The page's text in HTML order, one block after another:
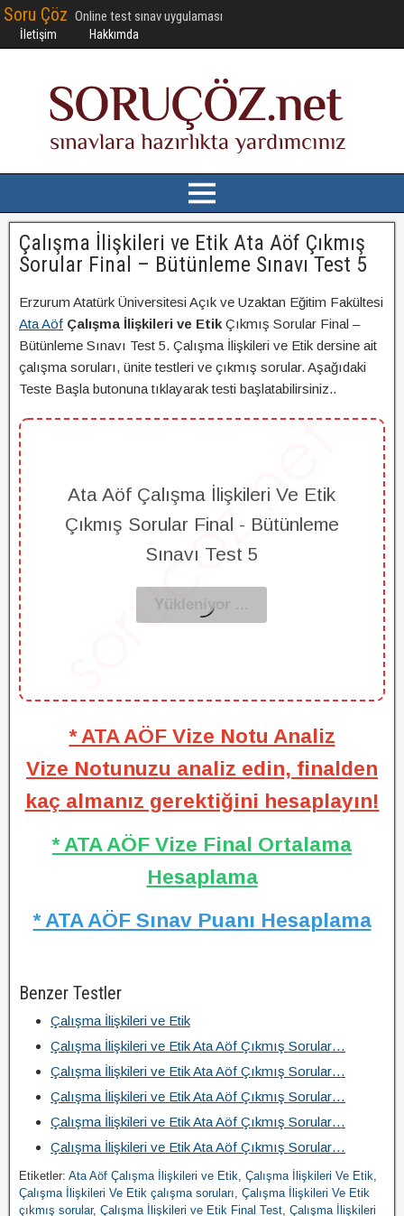
Soru Çöz Online test sınav uygulaması
İletişim Hakkımda
Çalışma İlişkileri ve Etik Ata Aöf Çıkmış
Sorular Final – Bütünleme Sınavı Test 5
Erzurum Atatürk Üniversitesi Açık ve Uzaktan Eğitim Fakültesi
Ata Aöf Çalışma İlişkileri ve Etik Çıkmış Sorular Final –
Bütünleme Sınavı Test 5. Çalışma İlişkileri ve Etik dersine ait
çalışma soruları, ünite testleri ve çıkmış sorular. Aşağıdaki
Teste Başla butonuna tıklayarak testi başlatabilirsiniz..
Ata Aöf Çalışma İlişkileri Ve Etik
Çıkmış Sorular Final - Bütünleme
Sınavı Test 5
* ATA AÖF Vize Notu Analiz
Vize Notunuzu analiz edin, finalden
kaç almanız gerektiğini hesaplayın!
* ATA AÖF Vize Final Ortalama
Hesaplama
* ATA AÖF Sınav Puanı Hesaplama
Benzer Testler
Çalışma İlişkileri ve Etik
Çalışma İlişkileri ve Etik Ata Aöf Çıkmış Sorular…
Çalışma İlişkileri ve Etik Ata Aöf Çıkmış Sorular…
Çalışma İlişkileri ve Etik Ata Aöf Çıkmış Sorular…
Çalışma İlişkileri ve Etik Ata Aöf Çıkmış Sorular…
Çalışma İlişkileri ve Etik Ata Aöf Çıkmış Sorular…
Etiketler: Ata Aöf Çalışma İlişkileri ve Etik, Çalışma İlişkileri Ve Etik,
Çalışma İlişkileri Ve Etik çalışma soruları, Çalışma İlişkileri Ve Etik
çıkmış sorular, Çalışma İlişkileri ve Etik Final Test, Çalışma İlişkileri